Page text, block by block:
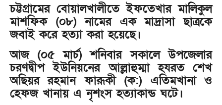
চট্টগ্রামের বোয়ালখালীতে ইফতেখার মালিকুল
মাশফিক (০৮) নামের এক মাদ্রাসা ছাত্রকে
জবাই করে হত্যা করা হয়েছে।
আজ (০৫ মার্চ) শনিবার সকালে উপজেলার
চরণদ্বীপ ইউনিয়নের আল্লাহুম্মা হযরত শেখ
অছিয়র রহমান ফারূকী (ক:) এতিমখানা ও
হেফজ খানায় এ নৃশংস হত্যাকান্ড ঘটে।